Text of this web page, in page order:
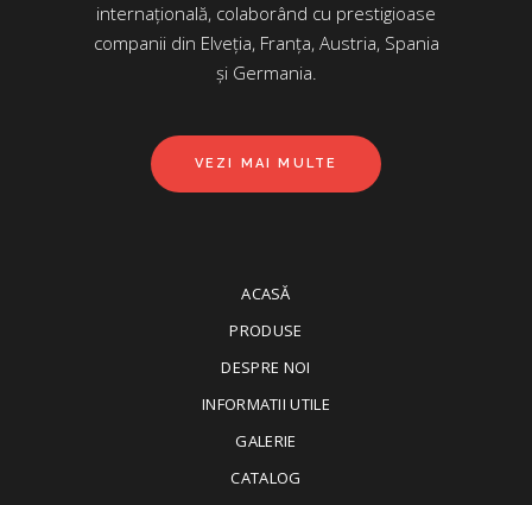
internațională, colaborând cu prestigioase
companii din Elveția, Franța, Austria, Spania
și Germania.
VEZI MAI MULTE
ACASĂ
PRODUSE
DESPRE NOI
INFORMATII UTILE
GALERIE
CATALOG